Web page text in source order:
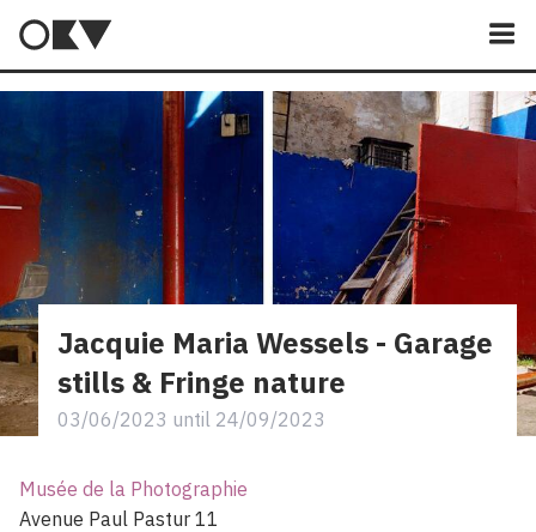
Jacquie Maria Wessels - Garage
stills & Fringe nature
03/06/2023 until 24/09/2023
Musée de la Photographie
Avenue Paul Pastur 11